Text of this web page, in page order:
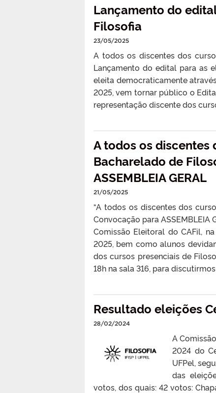
Lançamento do
Filosofia
23/05/2025
A todos os discentes dos
Lançamento do edital para as
eleita democraticamente
2025, vem tornar público o
representação discente dos
A todos os discentes
Bacharelado de
ASSEMBLEIA GERAL
21/05/2025
“A todos os discentes dos
Convocação para ASSEMBLEIA
Comissão Eleitoral do CAFil,
2025, bem como alunos
dos cursos presenciais de
18h na sala 316, para discutirmos
Resultado eleições
28/02/2024
A
2024 do
UFPel,
das
votos, dos quais: 42 votos: